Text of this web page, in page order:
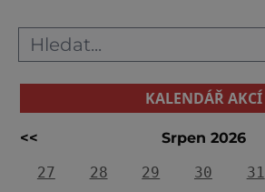
jihoitalská města
KALENDÁŘ AKCÍ
<< Srpen 2026
27
28 29 30 31